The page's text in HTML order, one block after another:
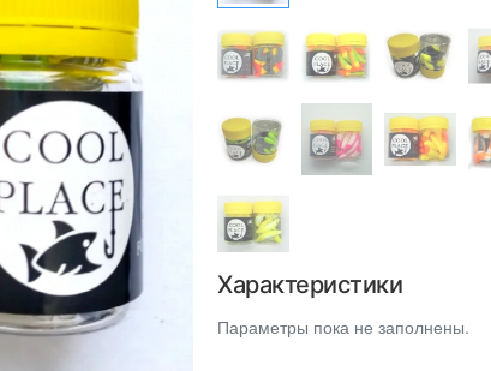
Характеристики
Параметры пока не заполнены.